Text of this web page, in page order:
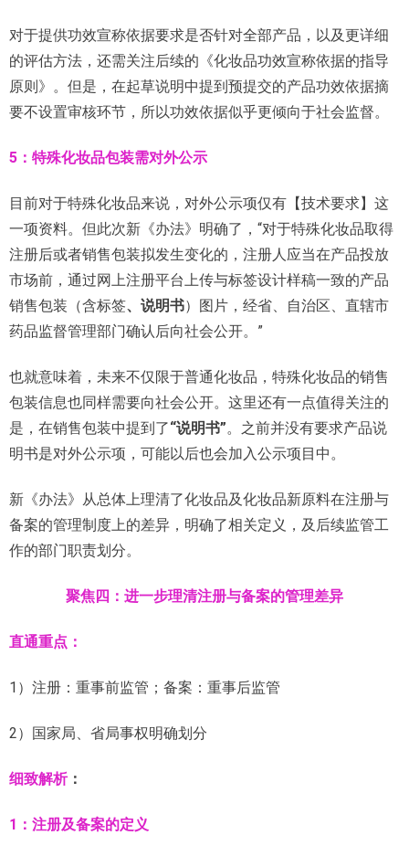
对于提供功效宣称依据要求是否针对全部产品，以及更详细
的评估方法，还需关注后续的《化妆品功效宣称依据的指导
原则》。但是，在起草说明中提到预提交的产品功效依据摘
要不设置审核环节，所以功效依据似乎更倾向于社会监督。
5：特殊化妆品包装需对外公示
目前对于特殊化妆品来说，对外公示项仅有【技术要求】这
一项资料。但此次新《办法》明确了，“对于特殊化妆品取得
注册后或者销售包装拟发生变化的，注册人应当在产品投放
市场前，通过网上注册平台上传与标签设计样稿一致的产品
销售包装（含标签、说明书）图片，经省、自治区、直辖市
药品监督管理部门确认后向社会公开。”
也就意味着，未来不仅限于普通化妆品，特殊化妆品的销售
包装信息也同样需要向社会公开。这里还有一点值得关注的
是，在销售包装中提到了“说明书”。之前并没有要求产品说
明书是对外公示项，可能以后也会加入公示项目中。
新《办法》从总体上理清了化妆品及化妆品新原料在注册与
备案的管理制度上的差异，明确了相关定义，及后续监管工
作的部门职责划分。
聚焦四：进一步理清注册与备案的管理差异
直通重点：
1）注册：重事前监管；备案：重事后监管
2）国家局、省局事权明确划分
细致解析：
1：注册及备案的定义